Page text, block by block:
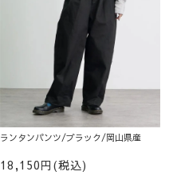
ランタンパンツ/ブラック/岡山県産
18,150円(税込)